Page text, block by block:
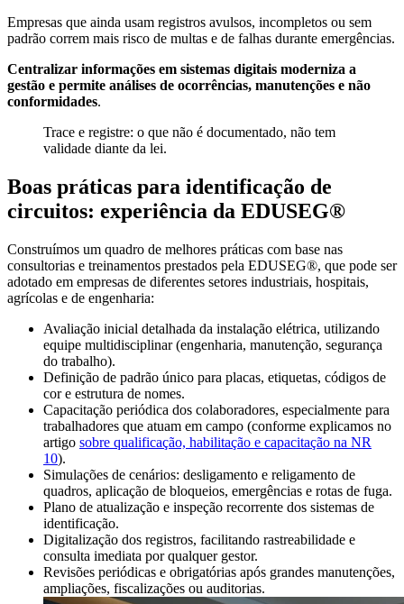
Empresas que ainda usam registros avulsos, incompletos ou sem
padrão correm mais risco de multas e de falhas durante emergências.
Centralizar informações em sistemas digitais moderniza a
gestão e permite análises de ocorrências, manutenções e não
conformidades.
Trace e registre: o que não é documentado, não tem
validade diante da lei.
Boas práticas para identificação de
circuitos: experiência da EDUSEG®
Construímos um quadro de melhores práticas com base nas
consultorias e treinamentos prestados pela EDUSEG®, que pode ser
adotado em empresas de diferentes setores industriais, hospitais,
agrícolas e de engenharia:
Avaliação inicial detalhada da instalação elétrica, utilizando
equipe multidisciplinar (engenharia, manutenção, segurança
do trabalho).
Definição de padrão único para placas, etiquetas, códigos de
cor e estrutura de nomes.
Capacitação periódica dos colaboradores, especialmente para
trabalhadores que atuam em campo (conforme explicamos no
artigo sobre qualificação, habilitação e capacitação na NR
10).
Simulações de cenários: desligamento e religamento de
quadros, aplicação de bloqueios, emergências e rotas de fuga.
Plano de atualização e inspeção recorrente dos sistemas de
identificação.
Digitalização dos registros, facilitando rastreabilidade e
consulta imediata por qualquer gestor.
Revisões periódicas e obrigatórias após grandes manutenções,
ampliações, fiscalizações ou auditorias.